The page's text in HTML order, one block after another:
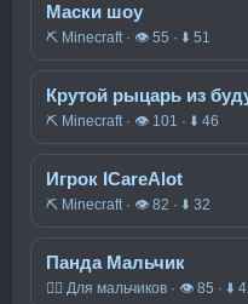
Маски шоу
⛏️ Minecraft · 👁 55 · ⬇ 51
Крутой рыцарь из
⛏️ Minecraft · 👁 101 · ⬇ 46
Игрок ICareAlot
⛏️ Minecraft · 👁 82 · ⬇ 32
Панда Мальчик
🧍‍♂️ Для мальчиков · 👁 85 · ⬇